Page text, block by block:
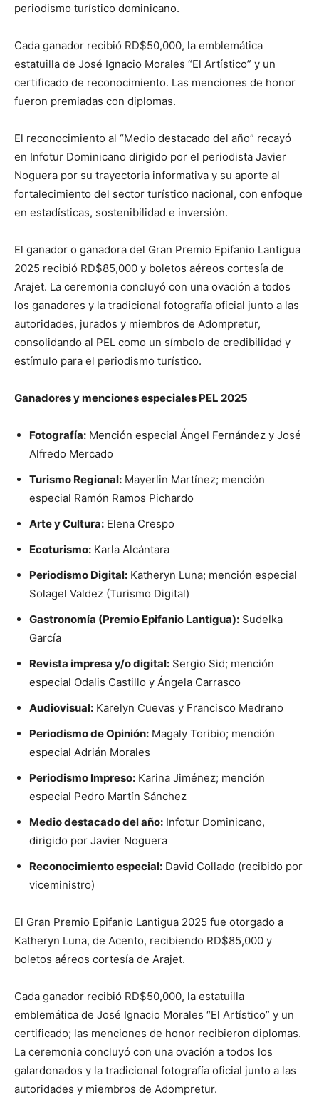
periodismo turístico dominicano.
Cada ganador recibió RD$50,000, la emblemática
estatuilla de José Ignacio Morales “El Artístico” y un
certificado de reconocimiento. Las menciones de honor
fueron premiadas con diplomas.
El reconocimiento al “Medio destacado del año” recayó
en Infotur Dominicano dirigido por el periodista Javier
Noguera por su trayectoria informativa y su aporte al
fortalecimiento del sector turístico nacional, con enfoque
en estadísticas, sostenibilidad e inversión.
El ganador o ganadora del Gran Premio Epifanio Lantigua
2025 recibió RD$85,000 y boletos aéreos cortesía de
Arajet. La ceremonia concluyó con una ovación a todos
los ganadores y la tradicional fotografía oficial junto a las
autoridades, jurados y miembros de Adompretur,
consolidando al PEL como un símbolo de credibilidad y
estímulo para el periodismo turístico.
Ganadores y menciones especiales PEL 2025
Fotografía: Mención especial Ángel Fernández y José
Alfredo Mercado
Turismo Regional: Mayerlin Martínez; mención
especial Ramón Ramos Pichardo
Arte y Cultura: Elena Crespo
Ecoturismo: Karla Alcántara
Periodismo Digital: Katheryn Luna; mención especial
Solagel Valdez (Turismo Digital)
Gastronomía (Premio Epifanio Lantigua): Sudelka
García
Revista impresa y/o digital: Sergio Sid; mención
especial Odalis Castillo y Ángela Carrasco
Audiovisual: Karelyn Cuevas y Francisco Medrano
Periodismo de Opinión: Magaly Toribio; mención
especial Adrián Morales
Periodismo Impreso: Karina Jiménez; mención
especial Pedro Martín Sánchez
Medio destacado del año: Infotur Dominicano,
dirigido por Javier Noguera
Reconocimiento especial: David Collado (recibido por
viceministro)
El Gran Premio Epifanio Lantigua 2025 fue otorgado a
Katheryn Luna, de Acento, recibiendo RD$85,000 y
boletos aéreos cortesía de Arajet.
Cada ganador recibió RD$50,000, la estatuilla
emblemática de José Ignacio Morales “El Artístico” y un
certificado; las menciones de honor recibieron diplomas.
La ceremonia concluyó con una ovación a todos los
galardonados y la tradicional fotografía oficial junto a las
autoridades y miembros de Adompretur.